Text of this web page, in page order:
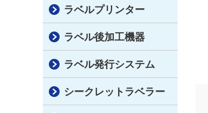
ラベルプリンター
ラベル後加工機器
ラベル発行システム
シークレットラベラー